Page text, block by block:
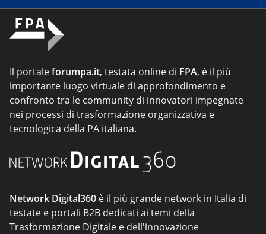
Il portaleforumpa.it, testata online di FPA, è il più
importante luogo virtuale di approfondimento e
confronto tra le community di innovatori impegnate
nei processi di trasformazione organizzativa e
tecnologica della PA italiana.
Network Digital360 è il più grande network in Italia di
testate e portali B2B dedicati ai temi della
Trasformazione Digitale e dell'innovazione